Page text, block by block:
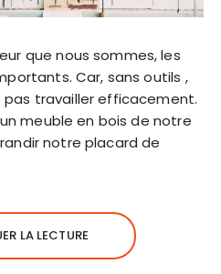
que nous sommes, les
Car, sans outils ,
pas travailler efficacement.
meuble en bois de notre
notre placard de
LA LECTURE